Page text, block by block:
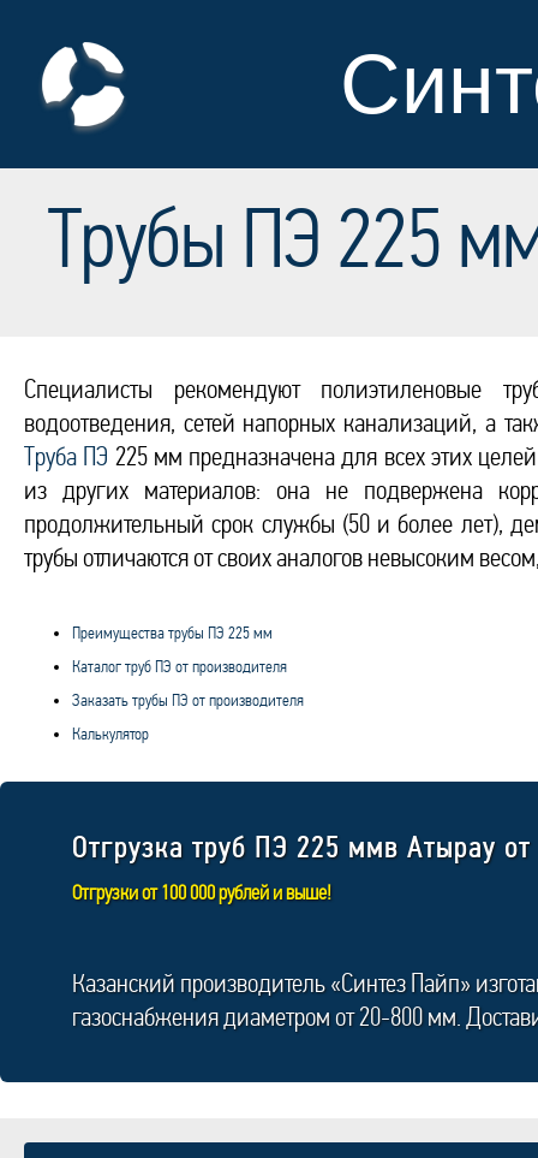
Трубы ПЭ 225
Специалисты рекомендуют полиэтиленовые
водоотведения, сетей напорных канализаций, а
Труба ПЭ 225 мм предназначена для всех этих
из других материалов: она не подвержена
продолжительный срок службы (50 и более лет),
трубы отличаются от своих аналогов невысоким
Преимущества трубы ПЭ 225 мм
Каталог труб ПЭ от производителя
Заказать трубы ПЭ от производителя
Калькулятор
Отгрузка труб ПЭ 225 ммв Атырау
Отгрузки от 100 000 рублей и выше!
Казанский производитель «Синтез Пайп»
газоснабжения диаметром от 20-800 мм.